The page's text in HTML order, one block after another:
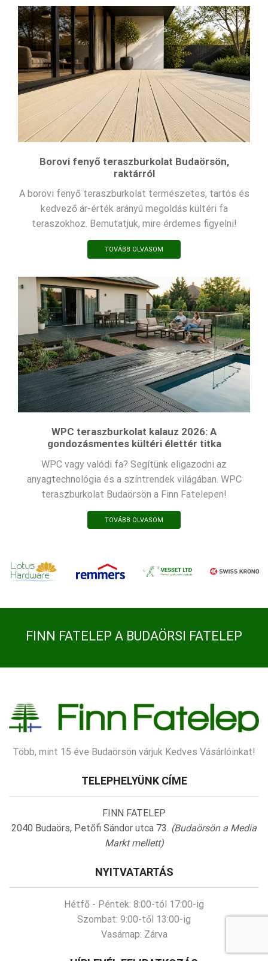
Borovi fenyő teraszburkolat Budaörsön,
raktárról
A borovi fenyő teraszburkolat természetes, tartós és
kedvező ár-érték arányú megoldás kültéri fa
teraszokhoz. Bemutatjuk, mire érdemes figyelni!
TOVÁBB OLVASOM
WPC teraszburkolat kalauz 2026: A
gondozásmentes kültéri élettér titka
WPC vagy valódi fa? Segítünk eligazodni az
anyagtechnológia és a színtrendek világában. WPC
teraszburkolat Budaörsön a Finn Fatelepen!
TOVÁBB OLVASOM
FINN FATELEP A BUDAÖRSI FATELEP
Több, mint 15 éve Budaörsön várjuk Kedves Vásárlóinkat!
TELEPHELYÜNK CÍME
FINN FATELEP
2040 Budaörs, Petőfi Sándor utca 73. (Budaörsön a Media
Markt mellett)
NYITVATARTÁS
Hétfő - Péntek: 8:00-tól 17:00-ig
Szombat: 9:00-től 13:00-ig
Vasárnap: Zárva